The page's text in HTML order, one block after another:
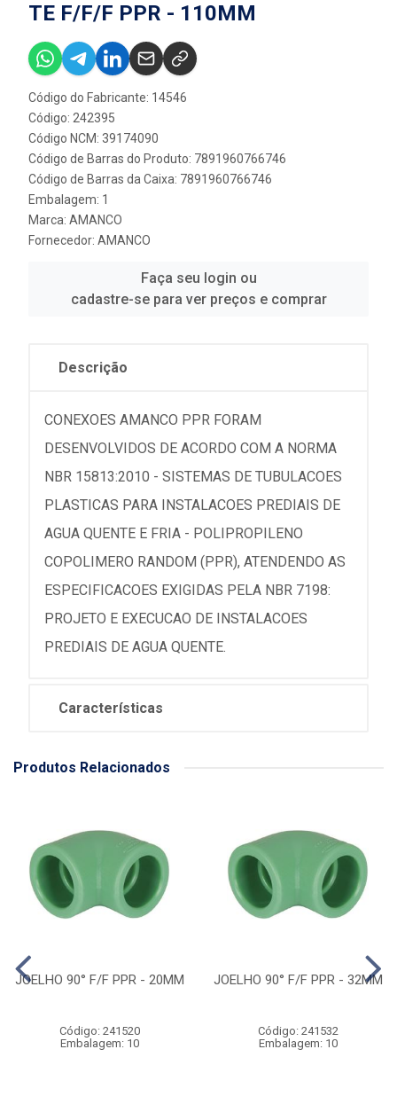
TE F/F/F PPR - 110MM
Código do Fabricante: 14546
Código: 242395
Código NCM: 39174090
Código de Barras do Produto: 7891960766746
Código de Barras da Caixa: 7891960766746
Embalagem: 1
Marca: AMANCO
Fornecedor: AMANCO
Faça seu login ou
cadastre-se para ver preços e comprar
Descrição
CONEXOES AMANCO PPR FORAM
DESENVOLVIDOS DE ACORDO COM A NORMA
NBR 15813:2010 - SISTEMAS DE TUBULACOES
PLASTICAS PARA INSTALACOES PREDIAIS DE
AGUA QUENTE E FRIA - POLIPROPILENO
COPOLIMERO RANDOM (PPR), ATENDENDO AS
ESPECIFICACOES EXIGIDAS PELA NBR 7198:
PROJETO E EXECUCAO DE INSTALACOES
PREDIAIS DE AGUA QUENTE.
Características
Produtos Relacionados
JOELHO 90° F/F PPR - 20MM
Código: 241520
Embalagem: 10
JOELHO 90° F/F PPR - 32MM
Código: 241532
Embalagem: 10